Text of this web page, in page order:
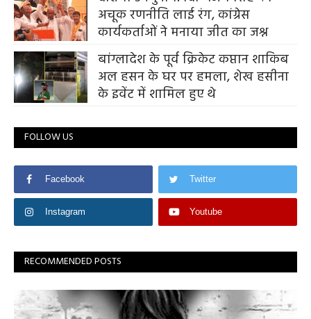
अचूक रणनीति लाई रंग, कांग्रेस
कार्यकर्ताओं ने मनाया जीत का जश्न
बांग्लादेश के पूर्व क्रिकेट कप्तान शाकिब
अल हसन के घर पर हमला, शेख हसीना
के इवेंट में शामिल हुए थे
FOLLOW US
Facebook Twitter
Instagram Youtube
RECOMMENDED POSTS